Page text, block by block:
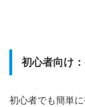
初心者向け
初心者でも簡単